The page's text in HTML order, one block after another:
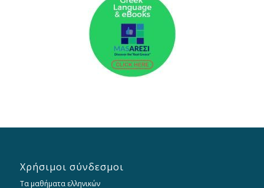
Χρήσιμοι σύνδεσμοι
Τα μαθήματα ελληνικών